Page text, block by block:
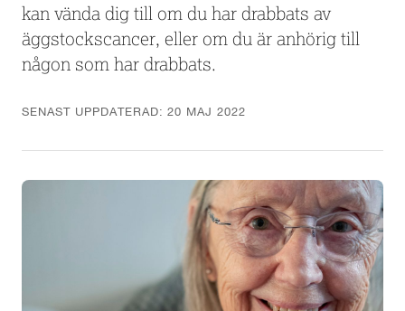
kan vända dig till om du har drabbats av
äggstockscancer, eller om du är anhörig till
någon som har drabbats.
SENAST UPPDATERAD: 20 MAJ 2022